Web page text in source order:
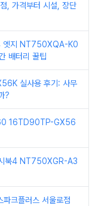
, 가격부터 시설, 장단
엣지 NT750XQA-K0
배터리 꿀팁
실사용 후기: 사무
?
16TD90TP-GX56
시북4 NT750XGR-A3
크플러스 서울로점